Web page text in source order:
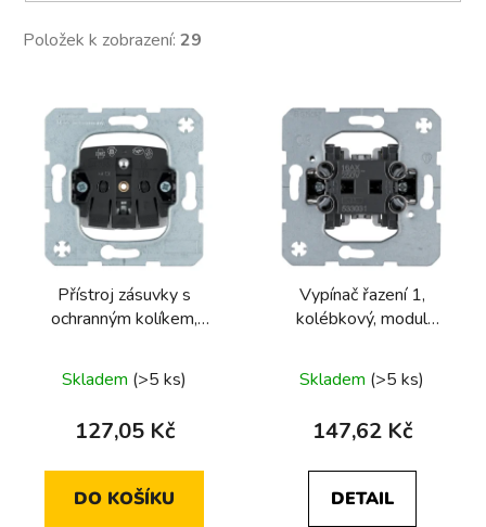
Položek k zobrazení: 29
Přístroj zásuvky s
ochranným kolíkem,
hodnocení
produktu
5,0
z
Skladem (>5 ks)
127,05 Kč
DO KOŠÍKU
Vypínač řazení 1,
kolébkový, modul
Skladem (>5 ks)
147,62 Kč
DETAIL